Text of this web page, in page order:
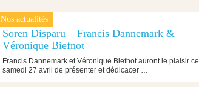
Nos actualités
23 avril 2019
Soren Disparu – Francis Dannemark &
Véronique Biefnot
Francis Dannemark et Véronique Biefnot auront le plaisir ce
samedi 27 avril de présenter et dédicacer …